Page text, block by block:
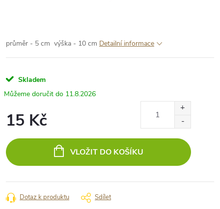
průměr - 5 cm výška - 10 cm Detailní informace
Skladem
11.8.2026
15 Kč
cena:
VLOŽIT DO KOŠÍKU
Dotaz k produktu Sdílet